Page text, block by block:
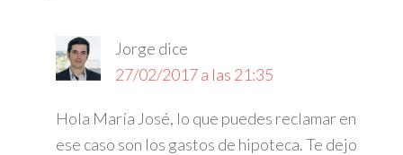
Jorge dice
27/02/2017 a las 21:35
Hola María José, lo que puedes reclamar en
ese caso son los gastos de hipoteca. Te dejo